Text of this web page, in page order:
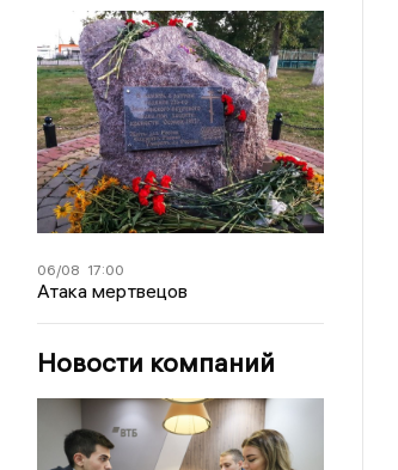
06/08 17:00
Атака мертвецов
Новости компаний